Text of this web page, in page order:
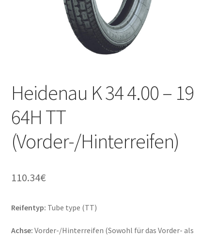
Heidenau K 34 4.00 – 19
64H TT
(Vorder-/Hinterreifen)
110.34€
Reifentyp: Tube type (TT)
Achse: Vorder-/Hinterreifen (Sowohl für das Vorder- als